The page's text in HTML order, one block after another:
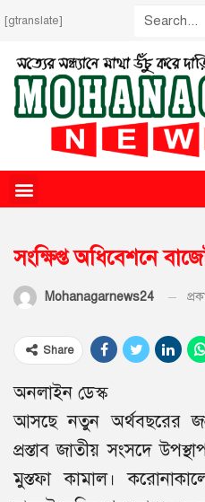
[gtranslate]
সংক্ষিপ্ত অধিবেশনে
Mohanagarnews24
Share
অনলাইন ডেস্ক
আসছে নতুন অর্থবছরের
প্রস্তাব জাতীয় সংসদে
মুস্তফা কামাল।